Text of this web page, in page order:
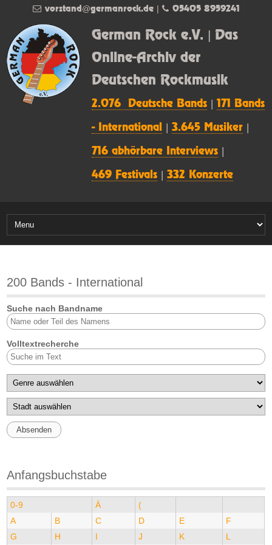
German Rock e.V. | Das
Online-Archiv der
Deutschen Rockmusik
2.076 Deutsche Bands |171 Bands
- International |3.645 Musiker
716 abhörbare Interviews
469 Festivals |332 Konzerte
vorstand@germanrock.de| 05405 8959241
200 Bands - International
Suche nach Bandname
Volltextrecherche
Anfangsbuchstabe
0-9 Ä
(
A
B C D E
F
G
H I J K L